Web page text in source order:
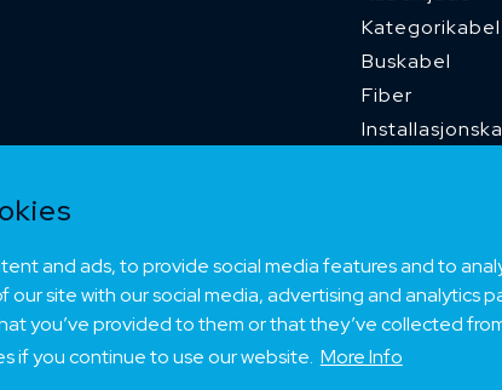
and ads, to provide social media features and to
site with our social media, advertising and analytics
you’ve provided to them or that they’ve collected
if you continue to use our website. More Info
Kategorikabel
Buskabel
Fiber
byYour